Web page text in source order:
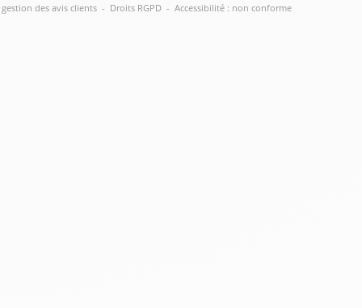
des avis clients - Droits RGPD - Accessibilité : non conforme